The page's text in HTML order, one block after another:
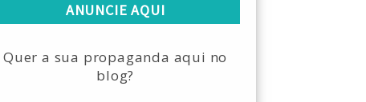
ANUNCIE AQUI
Quer a sua propaganda aqui no
blog?